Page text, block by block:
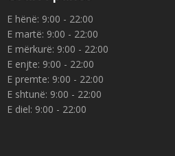
E hënë: 9:00 - 22:00
E martë: 9:00 - 22:00
E mërkurë: 9:00 - 22:00
E enjte: 9:00 - 22:00
E premte: 9:00 - 22:00
E shtunë: 9:00 - 22:00
E diel: 9:00 - 22:00